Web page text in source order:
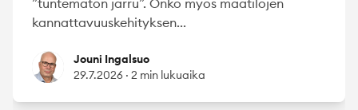
kannattavuuskehityksen...
Jouni Ingalsuo
Jouni Ingalsuo
29.7.2026 · 2 min lukuaika